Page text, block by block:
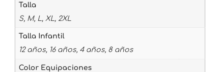
Talla
S, M, L, XL, 2XL
Talla Infantil
12 años, 16 años, 4 años, 8 años
Color Equipaciones